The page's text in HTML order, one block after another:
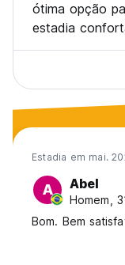
ótima opção
estadia
Estadia em mai.
A Abel
Homem,
Bom. Bem